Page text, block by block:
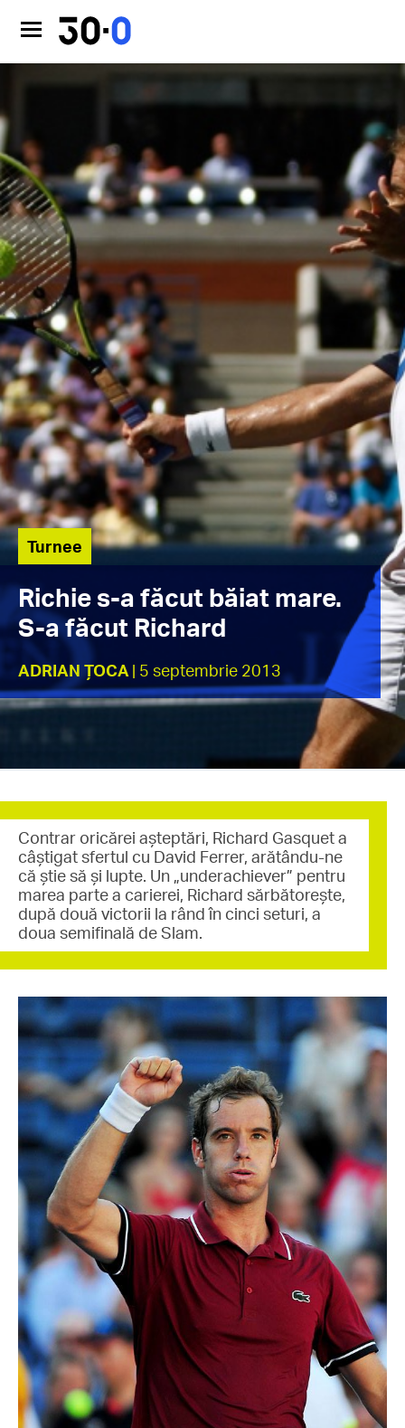
Turnee
Richie s-a făcut băiat mare.
S-a făcut Richard
ADRIAN ȚOCA | 5 septembrie 2013
Contrar oricărei așteptări, Richard Gasquet a
câștigat sfertul cu David Ferrer, arătându-ne
că știe să și lupte. Un „underachiever” pentru
marea parte a carierei, Richard sărbătorește,
după două victorii la rând în cinci seturi, a
doua semifinală de Slam.